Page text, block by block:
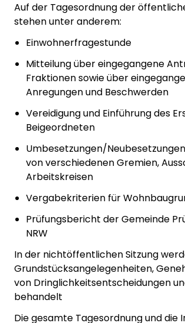
Auf der Tagesordnung der
stehen unter anderem:
Einwohnerfragestunde
Mitteilung über eingegangene
Fraktionen sowie über
Anregungen und Beschwerden
Vereidigung und Einführung des
Beigeordneten
Umbesetzungen/
von verschiedenen Gremien,
Arbeitskreisen
Vergabekriterien für
Prüfungsbericht der Gemeinde
NRW
In der nichtöffentlichen Sitzung
Grundstücksangelegenheiten,
von Dringlichkeitsentscheidungen
behandelt
Die gesamte Tagesordnung und die